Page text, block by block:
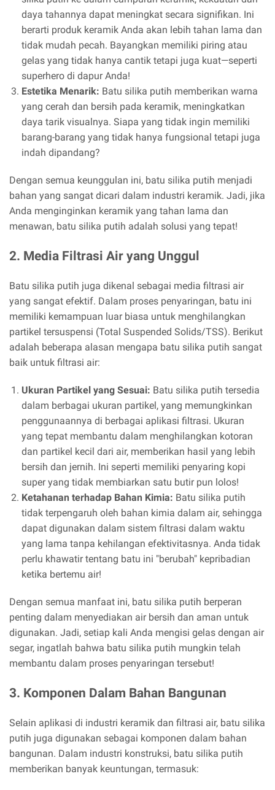
daya tahannya dapat meningkat secara signifikan. Ini
berarti produk keramik Anda akan lebih tahan lama dan
tidak mudah pecah. Bayangkan memiliki piring atau
gelas yang tidak hanya cantik tetapi juga kuat—seperti
superhero di dapur Anda!
Estetika Menarik: Batu silika putih memberikan warna
yang cerah dan bersih pada keramik, meningkatkan
daya tarik visualnya. Siapa yang tidak ingin memiliki
barang-barang yang tidak hanya fungsional tetapi juga
indah dipandang?
Dengan semua keunggulan ini, batu silika putih menjadi
bahan yang sangat dicari dalam industri keramik. Jadi, jika
Anda menginginkan keramik yang tahan lama dan
menawan, batu silika putih adalah solusi yang tepat!
2. Media Filtrasi Air yang Unggul
Batu silika putih juga dikenal sebagai media filtrasi air
yang sangat efektif. Dalam proses penyaringan, batu ini
memiliki kemampuan luar biasa untuk menghilangkan
partikel tersuspensi (Total Suspended Solids/TSS). Berikut
adalah beberapa alasan mengapa batu silika putih sangat
baik untuk filtrasi air:
Ukuran Partikel yang Sesuai: Batu silika putih tersedia
dalam berbagai ukuran partikel, yang memungkinkan
penggunaannya di berbagai aplikasi filtrasi. Ukuran
yang tepat membantu dalam menghilangkan kotoran
dan partikel kecil dari air, memberikan hasil yang lebih
bersih dan jernih. Ini seperti memiliki penyaring kopi
super yang tidak membiarkan satu butir pun lolos!
Ketahanan terhadap Bahan Kimia: Batu silika putih
tidak terpengaruh oleh bahan kimia dalam air, sehingga
dapat digunakan dalam sistem filtrasi dalam waktu
yang lama tanpa kehilangan efektivitasnya. Anda tidak
perlu khawatir tentang batu ini "berubah" kepribadian
ketika bertemu air!
Dengan semua manfaat ini, batu silika putih berperan
penting dalam menyediakan air bersih dan aman untuk
digunakan. Jadi, setiap kali Anda mengisi gelas dengan air
segar, ingatlah bahwa batu silika putih mungkin telah
membantu dalam proses penyaringan tersebut!
3. Komponen Dalam Bahan Bangunan
Selain aplikasi di industri keramik dan filtrasi air, batu silika
putih juga digunakan sebagai komponen dalam bahan
bangunan. Dalam industri konstruksi, batu silika putih
memberikan banyak keuntungan, termasuk: